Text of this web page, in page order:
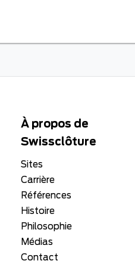
À propos de
Swissclôture
Sites
Carrière
Références
Histoire
Philosophie
Médias
Contact